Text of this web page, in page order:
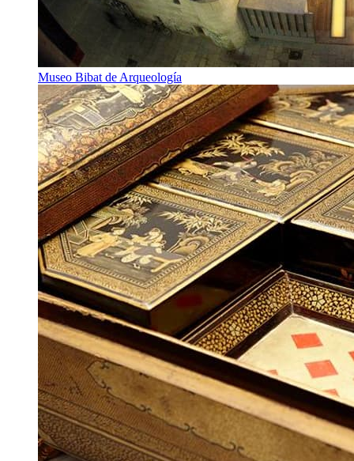
Museo Bibat de Arqueología